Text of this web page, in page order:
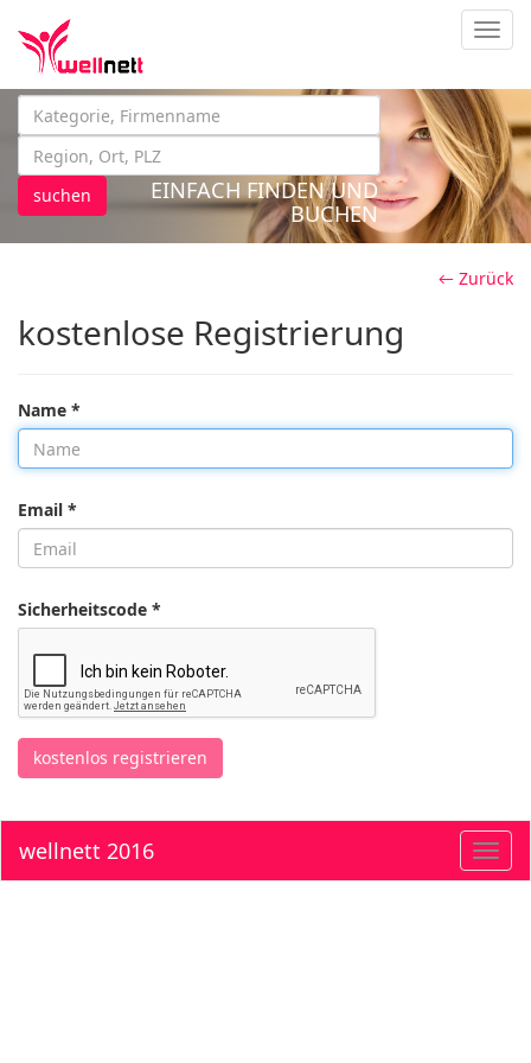
suchen
EINFACH FINDEN UND
BUCHEN
← Zurück
kostenlose Registrierung
Name *
Email *
Sicherheitscode *
kostenlos registrieren
wellnett 2016